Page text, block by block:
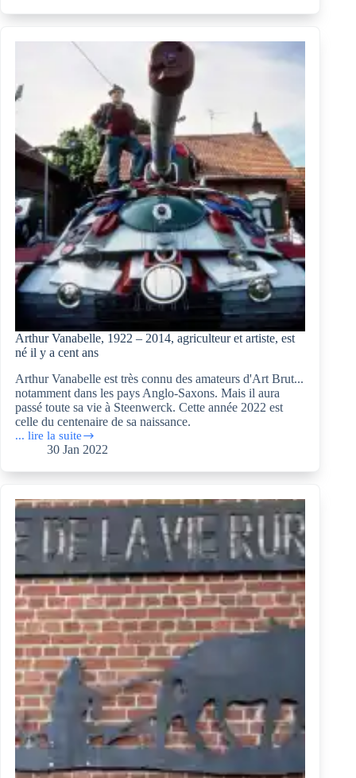
Le
Crocq,
Arthur Vanabelle, 1922 – 2014, agriculteur et artiste, est
né il y a cent ans
Arthur Vanabelle est très connu des amateurs d'Art Brut...
notamment dans les pays Anglo-Saxons. Mais il aura
passé toute sa vie à Steenwerck. Cette année 2022 est
celle du centenaire de sa naissance.
... lire la suite
Arthur
Vanabelle, 1922
et
artiste,
est
né
il
y
a
cent
ans
30 Jan 2022